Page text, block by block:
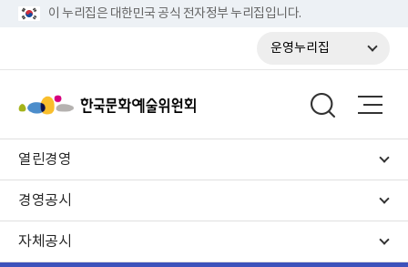
이 누리집은 대한민국 공식 전자정부 누리집입니다.
운영누리집
열린경영
경영공시
자체공시